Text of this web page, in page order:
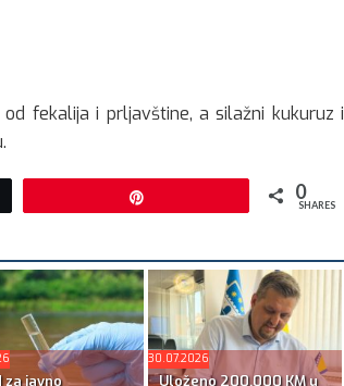
fekalija i prljavštine, a silažni kukuruz i
0
SHARES
za javno
30.07.2026
Uloženo 200.000 KM u